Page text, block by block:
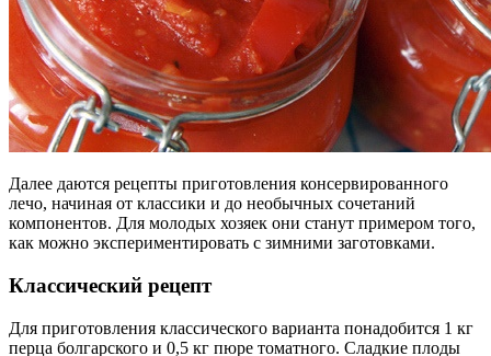
Далее даются рецепты приготовления консервированного
лечо, начиная от классики и до необычных сочетаний
компонентов. Для молодых хозяек они станут примером того,
как можно экспериментировать с зимними заготовками.
Классический рецепт
Для приготовления классического варианта понадобится 1 кг
перца болгарского и 0,5 кг пюре томатного. Сладкие плоды